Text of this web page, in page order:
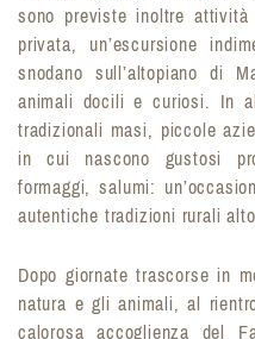
sono previste inoltre
privata, un’escursione
snodano sull’altopiano di
animali docili e curiosi. In
tradizionali masi, piccole
in cui nascono gustosi
formaggi, salumi:
autentiche tradizioni rurali
Dopo giornate trascorse in
natura e gli animali, al
calorosa accoglienza del